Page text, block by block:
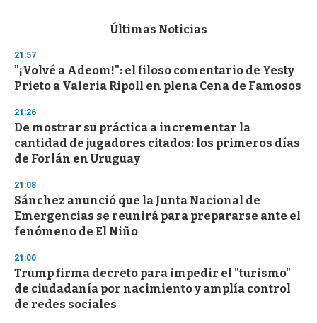
d
s
o
f
3
s
c
o
d
s
Últimas Noticias
21:57
"¡Volvé a Adeom!": el filoso comentario de Yesty
Prieto a Valeria Ripoll en plena Cena de Famosos
21:26
De mostrar su práctica a incrementar la
cantidad de jugadores citados: los primeros días
de Forlán en Uruguay
21:08
Sánchez anunció que la Junta Nacional de
Emergencias se reunirá para prepararse ante el
fenómeno de El Niño
21:00
Trump firma decreto para impedir el "turismo"
de ciudadanía por nacimiento y amplía control
de redes sociales